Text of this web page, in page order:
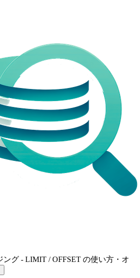
グ - LIMIT / OFFSET の使い方・オ